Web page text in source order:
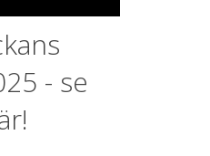
- se